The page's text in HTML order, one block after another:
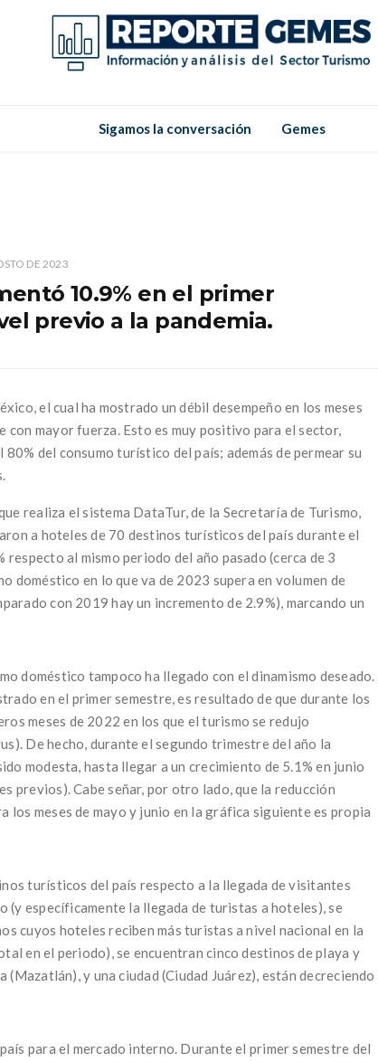
Sigamos la conversación
Gemes
DE 2023
10.9% en el primer
previo a la pandemia.
el cual ha mostrado un débil desempeño en los meses
mayor fuerza. Esto es muy positivo para el sector,
del consumo turístico del país; además de permear su
realiza el sistema DataTur, de la Secretaría de Turismo,
a hoteles de 70 destinos turísticos del país durante el
al mismo periodo del año pasado (cerca de 3
doméstico en lo que va de 2023 supera en volumen de
con 2019 hay un incremento de 2.9%), marcando un
doméstico tampoco ha llegado con el dinamismo deseado.
en el primer semestre, es resultado de que durante los
meses de 2022 en los que el turismo se redujo
De hecho, durante el segundo trimestre del año la
modesta, hasta llegar a un crecimiento de 5.1% en junio
previos). Cabe señar, por otro lado, que la reducción
los meses de mayo y junio en la gráfica siguiente es propia
turísticos del país respecto a la llegada de visitantes
específicamente la llegada de turistas a hoteles), se
cuyos hoteles reciben más turistas a nivel nacional en la
en el periodo), se encuentran cinco destinos de playa y
y una ciudad (Ciudad Juárez), están decreciendo
para el mercado interno. Durante el primer semestre del